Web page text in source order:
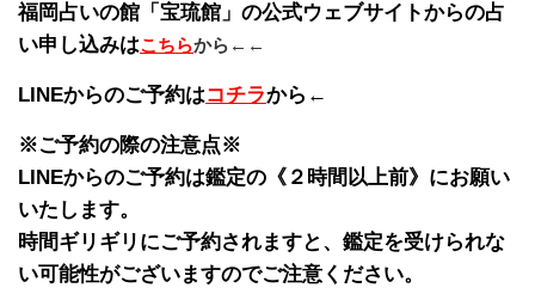
福岡占いの館「宝琉館」の公式ウェブサイトからの占
い申し込みはこちらから←←
LINEからのご予約はコチラから←
※ご予約の際の注意点※
LINEからのご予約は鑑定の《２時間以上前》にお願い
いたします。
時間ギリギリにご予約されますと、鑑定を受けられな
い可能性がございますのでご注意ください。